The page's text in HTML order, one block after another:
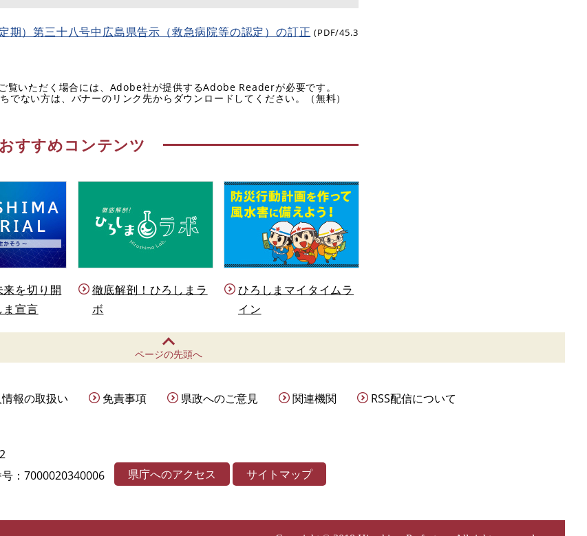
期）第三十八号中広島県告示（救急病院等の認定）の訂正 (PDF/45.3
覧いただく場合には、Adobe社が提供するAdobe Readerが必要です。
ない方は、バナーのリンク先からダウンロードしてください。（無料）
おすすめコンテンツ
来を切り開
ま宣言
徹底解剖！ひろしまラ
ボ
ひろしまマイタイムラ
イン
ページの先頭へ
報の取扱い 免責事項 県政へのご意見 関連機関 RSS配信について
：7000020340006 県庁へのアクセス サイトマップ